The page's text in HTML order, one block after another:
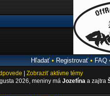
Hľadať• Registrovať• FAQ
Zobraziť aktívne témy
2026, meniny má Jozefína a zajtra